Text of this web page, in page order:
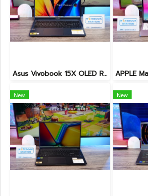
Asus Vivobook 15X OLED Ryzen7-5800H Ram8 SSD512 จอ15.6นิ้ว OLED 2.8K 120Hz จอสวย สเปคสูง เครื่องพร้อมใช้งาน ขายเพียง 15,900.-
New New